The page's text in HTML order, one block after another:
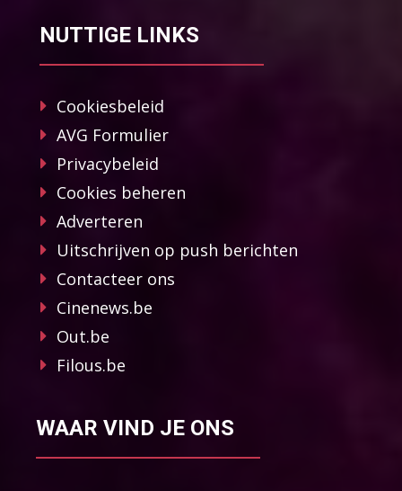
NUTTIGE LINKS
Cookiesbeleid
AVG Formulier
Privacybeleid
Cookies beheren
Adverteren
Uitschrijven op push berichten
Contacteer ons
Cinenews.be
Out.be
Filous.be
WAAR VIND JE ONS